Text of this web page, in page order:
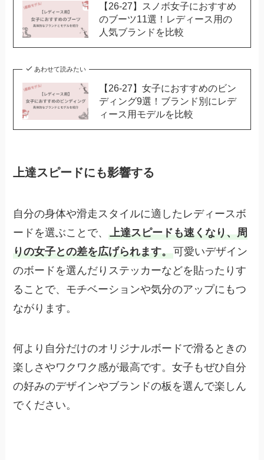
【26-27】スノボ女子におすすめ
のブーツ11選！レディース用の
人気ブランドを比較
あわせて読みたい
【26-27】女子におすすめのビン
ディング9選！ブランド別にレデ
ィース用モデルを比較
上達スピードにも影響する
自分の身体や滑走スタイルに適したレディースボ
ードを選ぶことで、 上達スピードも速くなり、周
りの女子との差を広げられます。 可愛いデザイン
のボードを選んだりステッカーなどを貼ったりす
ることで、モチベーションや気分のアップにもつ
ながります。
何より自分だけのオリジナルボードで滑るときの
楽しさやワクワク感が最高です。女子もぜひ自分
の好みのデザインやブランドの板を選んで楽しん
でください。